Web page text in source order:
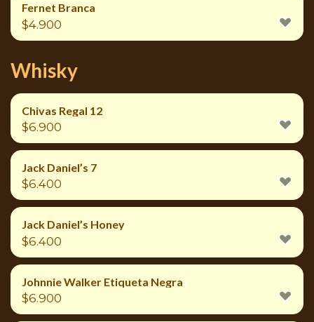
Fernet Branca
$4.900
Whisky
Chivas Regal 12
$6.900
Jack Daniel’s 7
$6.400
Jack Daniel’s Honey
$6.400
Johnnie Walker Etiqueta Negra
$6.900